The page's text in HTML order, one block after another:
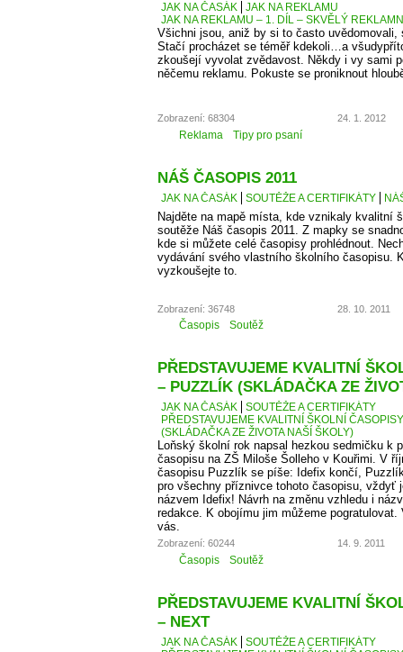
JAK NA ČASÁK
JAK NA REKLAMU
JAK NA REKLAMU – 1. DÍL – SKVĚLÝ
Všichni jsou, aniž by si to často
Stačí procházet se téměř kdekoli…a
zkoušejí vyvolat zvědavost. Někdy i vy sami
něčemu reklamu. Pokuste se proniknout
Zobrazení: 68304 24. 1. 2012
Reklama Tipy pro psaní
NÁŠ ČASOPIS 2011
JAK NA ČASÁK SOUTĚŽE A CERTIFIKÁTY
Najděte na mapě místa, kde vznikaly kvalitní
soutěže Náš časopis 2011. Z mapky se
kde si můžete celé časopisy prohlédnout.
vydávání svého vlastního školního časopisu.
vyzkoušejte to.
Zobrazení: 36748 28. 10. 2011
Časopis Soutěž
PŘEDSTAVUJEME KVALITNÍ
– PUZZLÍK (SKLÁDAČKA ZE
JAK NA ČASÁK
SOUTĚŽE A CERTIFIKÁTY
PŘEDSTAVUJEME KVALITNÍ ŠKOLNÍ
(SKLÁDAČKA ZE ŽIVOTA NAŠÍ ŠKOLY)
Loňský školní rok napsal hezkou sedmičku k
časopisu na ZŠ Miloše Šolleho v Kouřimi. V
časopisu Puzzlík se píše: Idefix končí,
pro všechny příznivce tohoto časopisu, vždyť
názvem Idefix! Návrh na změnu vzhledu i
redakce. K obojímu jim můžeme
vás.
Zobrazení: 60244 14. 9. 2011
Časopis Soutěž
PŘEDSTAVUJEME KVALITNÍ
– NEXT
JAK NA ČASÁK
SOUTĚŽE A CERTIFIKÁTY